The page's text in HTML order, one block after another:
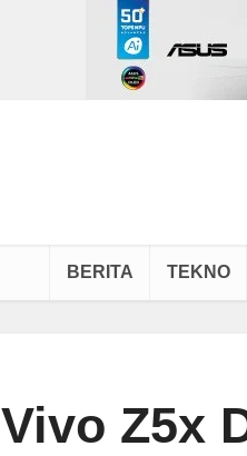
BERITA TEKNO
Vivo Z5x